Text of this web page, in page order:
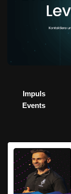
Impuls
Events